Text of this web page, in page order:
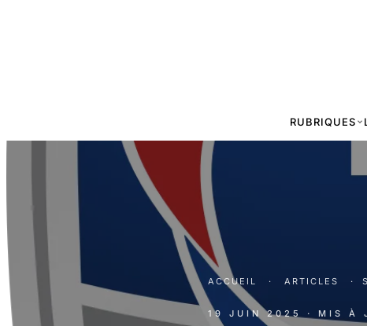
RUBRIQUES
ACCUEIL · ARTICLES ·
19 JUIN 2025 · MIS À